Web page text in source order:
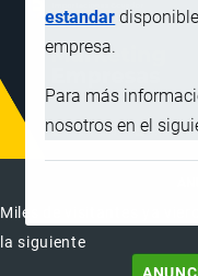
estandar
empresa.
Para más
nosotros en el
Miles de visitantes ya
la siguiente